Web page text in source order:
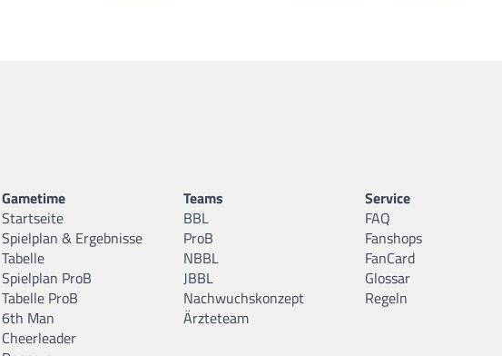
Gametime
Startseite
Spielplan & Ergebnisse
Tabelle
Spielplan ProB
Tabelle ProB
6th Man
Cheerleader
Teams
BBL
ProB
NBBL
JBBL
Nachwuchskonzept
Ärzteteam
Service
FAQ
Fanshops
FanCard
Glossar
Regeln